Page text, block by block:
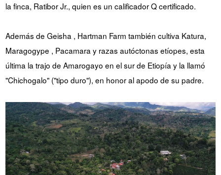
la finca, Ratibor Jr., quien es un calificador Q certificado.
Además de Geisha , Hartman Farm también cultiva Katura,
Maragogype , Pacamara y razas autóctonas etíopes, esta
última la trajo de Amarogayo en el sur de Etiopía y la llamó
"Chichogalo" ("tipo duro"), en honor al apodo de su padre.